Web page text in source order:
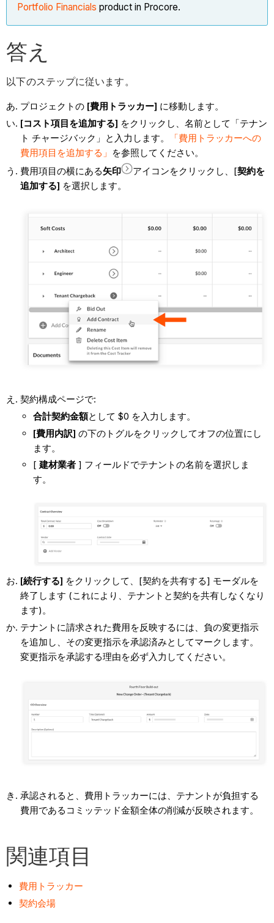
Portfolio Financials product in Procore.
答え
以下のステップに従います。
プロジェクトの [費用トラッカー] に移動します。
[コスト項目を追加する] をクリックし、名前として「テナン
ト チャージバック」と入力します。
「費用トラッカーへの
費用項目を追加する」 を参照してください。
費用項目の横にある矢印 アイコンをクリックし、[契約を
追加する] を選択します。
契約構成ページで:
合計契約金額として $0 を入力します。
[費用内訳] の下のトグルをクリックしてオフの位置にし
ます。
[ 建材業者] フィールドでテナントの名前を選択しま
す。
[続行する] をクリックして、[契約を共有する] モーダルを
終了します (これにより、テナントと契約を共有しなくなり
ます)。
テナントに請求された費用を反映するには、負の変更指示
を追加し、その変更指示を承認済みとしてマークします。
変更指示を承認する理由を必ず入力してください。
承認されると、費用トラッカーには、テナントが負担する
費用であるコミッテッド金額全体の削減が反映されます。
関連項目
費用トラッカー
契約会場